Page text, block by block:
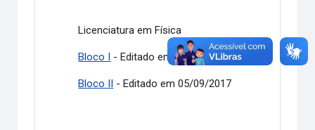
Licenciatura em Física
Bloco I - Editado em 05/09/2017
Bloco II - Editado em 05/09/2017